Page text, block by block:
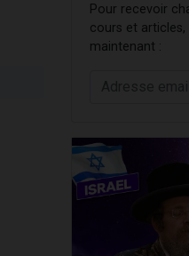
Pour recevoir
cours et
maintenant :